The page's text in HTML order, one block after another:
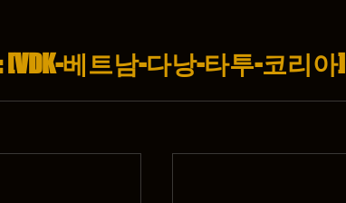
[VDK-베트남-다낭-타투-코리아]